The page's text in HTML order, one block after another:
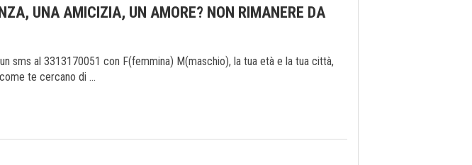
UNA AMICIZIA, UN AMORE? NON RIMANERE DA
sms al 3313170051 con F(femmina) M(maschio), la tua età e la tua città,
te cercano di ...